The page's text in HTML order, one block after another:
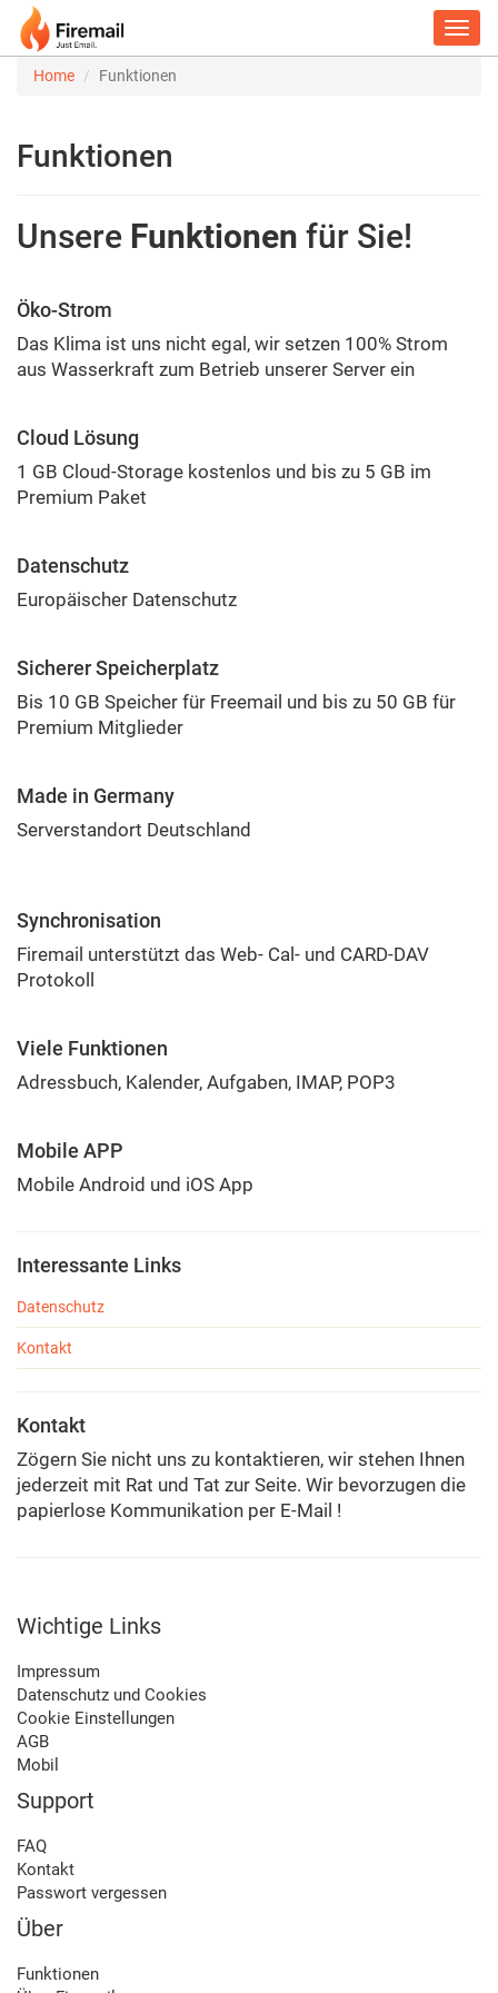
Home
Funktionen
Funktionen
Unsere Funktionen für Sie!
Öko-Strom
Das Klima ist uns nicht egal, wir setzen 100% Strom
aus Wasserkraft zum Betrieb unserer Server ein
Cloud Lösung
1 GB Cloud-Storage kostenlos und bis zu 5 GB im
Premium Paket
Datenschutz
Europäischer Datenschutz
Sicherer Speicherplatz
Bis 10 GB Speicher für Freemail und bis zu 50 GB für
Premium Mitglieder
Made in Germany
Serverstandort Deutschland
Synchronisation
Firemail unterstützt das Web- Cal- und CARD-DAV
Protokoll
Viele Funktionen
Adressbuch, Kalender, Aufgaben, IMAP, POP3
Mobile APP
Mobile Android und iOS App
Interessante Links
Datenschutz
Kontakt
Kontakt
Zögern Sie nicht uns zu kontaktieren, wir stehen Ihnen
jederzeit mit Rat und Tat zur Seite. Wir bevorzugen die
papierlose Kommunikation per E-Mail !
Wichtige Links
Impressum
Datenschutz und Cookies
Cookie Einstellungen
AGB
Mobil
Support
FAQ
Kontakt
Passwort vergessen
Über
Funktionen